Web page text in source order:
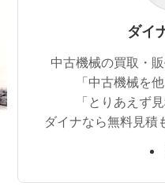
ダイ
中古機械の買取・
「中古機械を
「とりあえず
ダイナなら無料見積